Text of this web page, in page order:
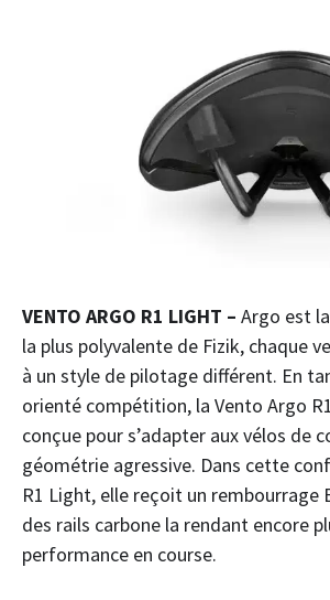
VENTO ARGO R1 LIGHT – Argo est
la plus polyvalente de Fizik, chaque
à un style de pilotage différent. En
orienté compétition, la Vento Argo
conçue pour s’adapter aux vélos de
géométrie agressive. Dans cette
R1 Light, elle reçoit un rembourrage
des rails carbone la rendant encore
performance en course.